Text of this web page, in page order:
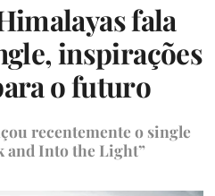
fala
inspirações
o futuro
recentemente o single
and Into the Light”